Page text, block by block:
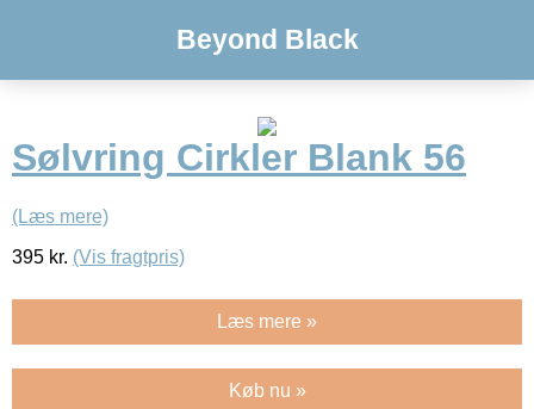
Beyond Black
Sølvring Cirkler Blank 56
(Læs mere)
395 kr. (Vis fragtpris)
Læs mere »
Køb nu »